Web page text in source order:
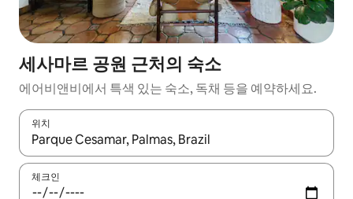
세사마르 공원 근처의 숙소
에어비앤비에서 특색 있는 숙소, 독채 등을 예약하세요.
위치
결과가 나오면 위·아래 화살표 키를 사용하거나 터치 또는 스와이
체크인